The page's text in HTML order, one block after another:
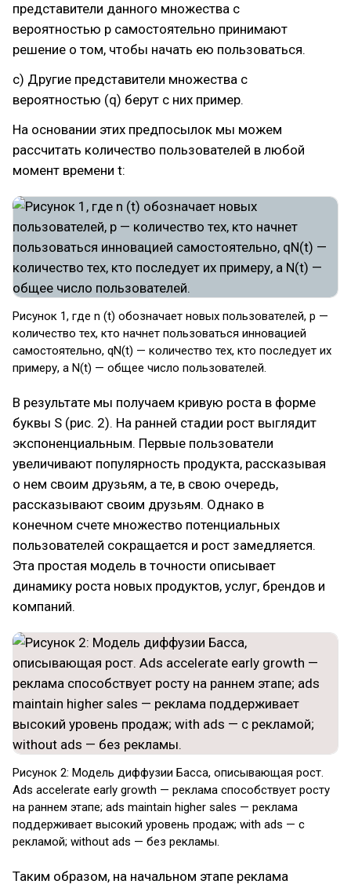
представители данного множества с
вероятностью p самостоятельно принимают
решение о том, чтобы начать ею пользоваться.
с) Другие представители множества с
вероятностью (q) берут с них пример.
На основании этих предпосылок мы можем
рассчитать количество пользователей в любой
момент времени t:
Рисунок 1, где n (t) обозначает новых пользователей, p —
количество тех, кто начнет пользоваться инновацией
самостоятельно, qN(t) — количество тех, кто последует их
примеру, а N(t) — общее число пользователей.
В результате мы получаем кривую роста в форме
буквы S (рис. 2). На ранней стадии рост выглядит
экспоненциальным. Первые пользователи
увеличивают популярность продукта, рассказывая
о нем своим друзьям, а те, в свою очередь,
рассказывают своим друзьям. Однако в
конечном счете множество потенциальных
пользователей сокращается и рост замедляется.
Эта простая модель в точности описывает
динамику роста новых продуктов, услуг, брендов и
компаний.
Рисунок 2: Модель диффузии Басса, описывающая рост.
Ads accelerate early growth — реклама способствует росту
на раннем этапе; ads maintain higher sales — реклама
поддерживает высокий уровень продаж; with ads — с
рекламой; without ads — без рекламы.
Таким образом, на начальном этапе реклама